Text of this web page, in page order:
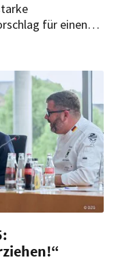
für einen
Gastwelt für
der politischen